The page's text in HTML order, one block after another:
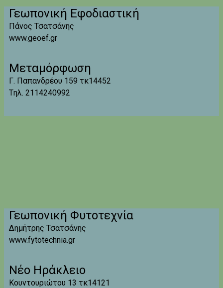
Γεωπονική Εφοδιαστική
Πάνος Τσατσάνης
www.geoef.gr
Μεταμόρφωση
Γ. Παπανδρέου 159 τκ14452
Tηλ. 2114240992
Γεωπονική Φυτοτεχνία
Δημήτρης Τσατσάνης
www.fytotechnia.gr
Νέο Ηράκλειο
Κουντουριώτου 13 τκ14121